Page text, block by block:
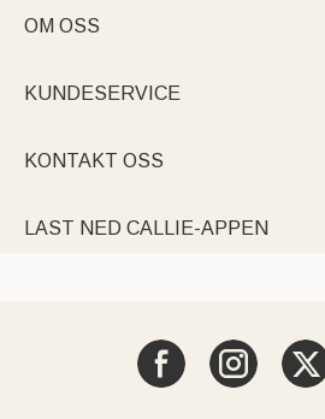
OM OSS
KUNDESERVICE
KONTAKT OSS
LAST NED CALLIE-APPEN